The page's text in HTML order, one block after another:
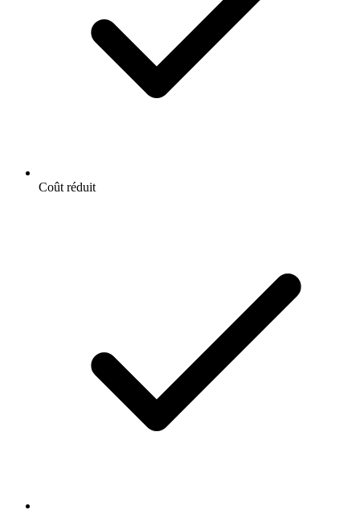
Coût réduit